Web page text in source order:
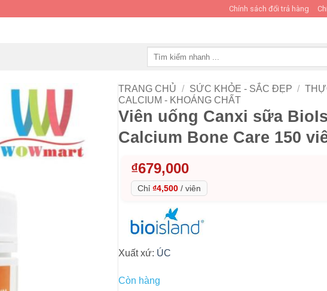
Chính sách đổi trả hàng
TRANG CHỦ / SỨC KHỎE - SẮC ĐẸP /
CALCIUM - KHOÁNG CHẤT
Viên uống Canxi sữa
Calcium Bone Care 150
₫679,000
Chỉ ₫4,500 / viên
Xuất xứ: ÚC
Còn hàng